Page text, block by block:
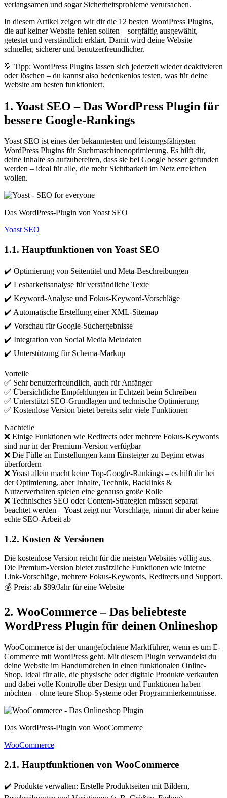
verlangsamen und sogar Sicherheitsprobleme verursachen.
In diesem Artikel zeigen wir dir die 12 besten WordPress Plugins,
die auf keiner Website fehlen sollten – sorgfältig ausgewählt,
getestet und verständlich erklärt. Damit wird deine Website
schneller, sicherer und benutzerfreundlicher.
💡 Tipp: WordPress Plugins lassen sich jederzeit wieder deaktivieren
oder löschen – du kannst also bedenkenlos testen, was für deine
Website am besten funktioniert.
1. Yoast SEO – Das WordPress Plugin für
bessere Google-Rankings
Yoast SEO ist eines der bekanntesten und leistungsfähigsten
WordPress Plugins für Suchmaschinenoptimierung. Es hilft dir,
deine Inhalte so aufzubereiten, dass sie bei Google besser gefunden
werden – ideal für alle, die mehr Sichtbarkeit im Netz erreichen
wollen.
Das WordPress-Plugin von Yoast SEO
Yoast SEO
1.1. Hauptfunktionen von Yoast SEO
✔️ Optimierung von Seitentitel und Meta-Beschreibungen
✔️ Lesbarkeitsanalyse für verständliche Texte
✔️ Keyword-Analyse und Fokus-Keyword-Vorschläge
✔️ Automatische Erstellung einer XML-Sitemap
✔️ Vorschau für Google-Suchergebnisse
✔️ Integration von Social Media Metadaten
✔️ Unterstützung für Schema-Markup
Vorteile
✅ Sehr benutzerfreundlich, auch für Anfänger
✅ Übersichtliche Empfehlungen in Echtzeit beim Schreiben
✅ Unterstützt SEO-Grundlagen und technische Optimierung
✅ Kostenlose Version bietet bereits sehr viele Funktionen
Nachteile
❌ Einige Funktionen wie Redirects oder mehrere Fokus-Keywords
sind nur in der Premium-Version verfügbar
❌ Die Fülle an Einstellungen kann Einsteiger zu Beginn etwas
überfordern
❌ Yoast allein macht keine Top-Google-Rankings – es hilft dir bei
der Optimierung, aber Inhalte, Technik, Backlinks &
Nutzerverhalten spielen eine genauso große Rolle
❌ Technisches SEO oder Content-Strategien müssen separat
beachtet werden – Yoast zeigt nur Vorschläge, nimmt dir aber keine
echte SEO-Arbeit ab
1.2. Kosten & Versionen
Die kostenlose Version reicht für die meisten Websites völlig aus.
Die Premium-Version bietet zusätzliche Funktionen wie interne
Link-Vorschläge, mehrere Fokus-Keywords, Redirects und Support.
💰 Preis: ab $89/Jahr für eine Website
2. WooCommerce – Das beliebteste
WordPress Plugin für deinen Onlineshop
WooCommerce ist der unangefochtene Marktführer, wenn es um E-
Commerce mit WordPress geht. Mit diesem Plugin verwandelst du
deine Website im Handumdrehen in einen funktionalen Online-
Shop. Ideal für alle, die physische oder digitale Produkte verkaufen
und dabei volle Kontrolle über Design und Funktionen haben
möchten – ohne teure Shop-Systeme oder Programmierkenntnisse.
Das WordPress-Plugin von WooCommerce
WooCommerce
2.1. Hauptfunktionen von WooCommerce
✔️ Produkte verwalten: Erstelle Produktseiten mit Bildern,